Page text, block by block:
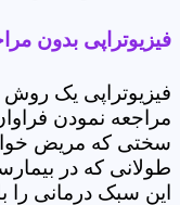
فیزیوتراپی بدون
فیزیوتراپی یک
مراجعه نمودن
سختی که مریض
طولانی که در
این سبک درمانی را